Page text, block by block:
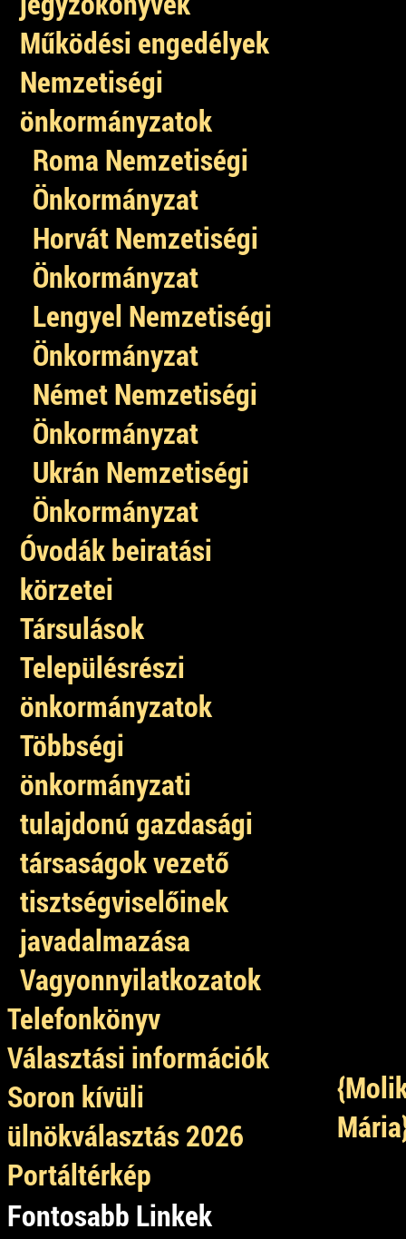
Működési engedélyek
Nemzetiségi
önkormányzatok
Roma Nemzetiségi
Önkormányzat
Horvát Nemzetiségi
Önkormányzat
Lengyel Nemzetiségi
Önkormányzat
Német Nemzetiségi
Önkormányzat
Ukrán Nemzetiségi
Önkormányzat
Óvodák beiratási
körzetei
Társulások
Településrészi
önkormányzatok
Többségi
önkormányzati
tulajdonú gazdasági
társaságok vezető
tisztségviselőinek
javadalmazása
Vagyonnyilatkozatok
Telefonkönyv
Választási információk
Soron kívüli
ülnökválasztás 2026
Portáltérkép
Fontosabb Linkek